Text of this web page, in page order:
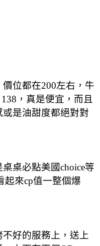
位都在200左右，牛
，真是便宜，而且
是油甜度都絕對對
桌必點美國choice等
起來cp值一整個爆
好的服務上，送上